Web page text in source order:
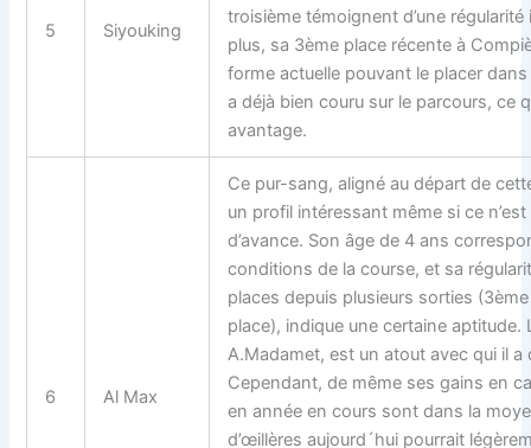
5 Siyouking
troisième témoignent d’une
plus, sa 3ème place récente à
forme actuelle pouvant le placer
a déjà bien couru sur le parcours, ce
avantage.
6 Al Max
Ce pur-sang, aligné au départ de
un profil intéressant même si ce
d’avance. Son âge de 4 ans
conditions de la course, et sa
places depuis plusieurs sorties
place), indique une certaine aptitude.
A.Madamet, est un atout avec qui il a
Cependant, de même ses gains en
en année en cours sont dans la
d’œillères aujourd´hui pourrait